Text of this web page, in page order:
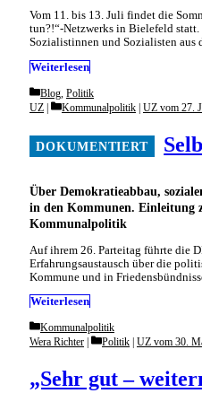
Vom 11. bis 13. Juli findet die
tun?!“-Netzwerks in Bielefeld
Sozialistinnen und Sozialisten aus
Weiterlesen
Categories
Blog, Politik
Über Demokratieabbau,
in den Kommunen. Einleitung
Kommunalpolitik
UZ Categories
Kommunalpolitik UZ vom 27.
Auf ihrem 26. Parteitag führte die
Erfahrungsaustausch über die
Kommune und in
Weiterlesen
Categories
Kommunalpolitik
„Sehr gut –
Wera Richter Categories
Politik UZ vom 30.